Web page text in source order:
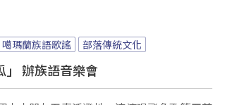
噶瑪蘭族語歌謠 部落傳統文化
」 辦族語音樂會